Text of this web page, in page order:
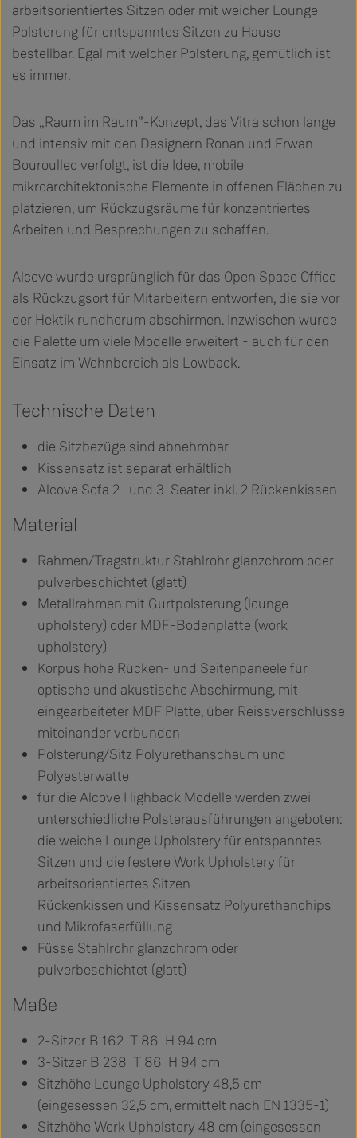
arbeitsorientiertes Sitzen oder mit weicher Lounge
Polsterung für entspanntes Sitzen zu Hause
bestellbar. Egal mit welcher Polsterung, gemütlich ist
es immer.
Das „Raum im Raum”-Konzept, das Vitra schon lange
und intensiv mit den Designern Ronan und Erwan
Bouroullec verfolgt, ist die Idee, mobile
mikroarchitektonische Elemente in offenen Flächen zu
platzieren, um Rückzugsräume für konzentriertes
Arbeiten und Besprechungen zu schaffen.
Alcove wurde ursprünglich für das Open Space Office
als Rückzugsort für Mitarbeitern entworfen, die sie vor
der Hektik rundherum abschirmen. Inzwischen wurde
die Palette um viele Modelle erweitert - auch für den
Einsatz im Wohnbereich als Lowback.
Technische Daten
die Sitzbezüge sind abnehmbar
Kissensatz ist separat erhältlich
Alcove Sofa 2- und 3-Seater inkl. 2 Rückenkissen
Material
Rahmen/Tragstruktur Stahlrohr glanzchrom oder
pulverbeschichtet (glatt)
Metallrahmen mit Gurtpolsterung (lounge
upholstery) oder MDF-Bodenplatte (work
upholstery)
Korpus hohe Rücken- und Seitenpaneele für
optische und akustische Abschirmung, mit
eingearbeiteter MDF Platte, über Reissverschlüsse
miteinander verbunden
Polsterung/Sitz Polyurethanschaum und
Polyesterwatte
für die Alcove Highback Modelle werden zwei
unterschiedliche Polsterausführungen angeboten:
die weiche Lounge Upholstery für entspanntes
Sitzen und die festere Work Upholstery für
arbeitsorientiertes Sitzen
Rückenkissen und Kissensatz Polyurethanchips
und Mikrofaserfüllung
Füsse Stahlrohr glanzchrom oder
pulverbeschichtet (glatt)
Maße
2-Sitzer B 162 T 86 H 94 cm
3-Sitzer B 238 T 86 H 94 cm
Sitzhöhe Lounge Upholstery 48,5 cm
(eingesessen 32,5 cm, ermittelt nach EN 1335-1)
Sitzhöhe Work Upholstery 48 cm (eingesessen